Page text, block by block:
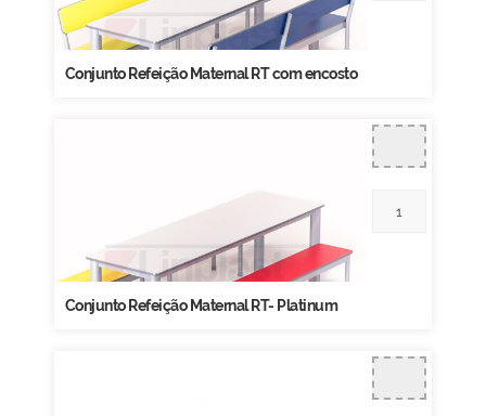
Conjunto Refeição Maternal RT com encosto
Conjunto Refeição Maternal RT- Platinum